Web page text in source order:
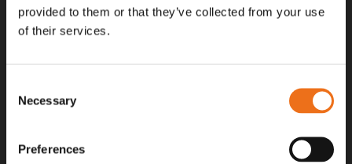
provided to them or that they’ve collected from your use
of their services.
Selection
Necessary
Preferences
+46 (0)11 – 19 70 40
marknad@nordfarm.se